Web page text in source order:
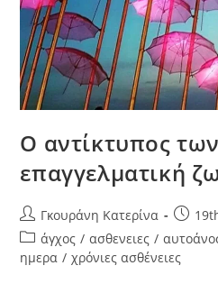
Ο αντίκτυπος
επαγγελματική
Γκουράνη Κατερίνα
άγχος / ασθενειες /
ημερα / χρόνιες ασθένειες